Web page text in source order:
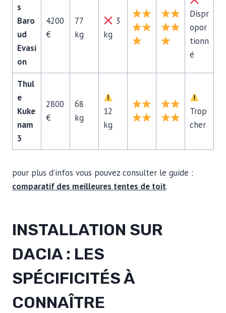
s
Baro
ud
Evasi
on
4200
€
77
kg
3
kg
Dispr
opor
tionn
é
Thul
e
Kuke
nam
3
2800
€
68
kg
12
kg
Trop
cher
pour plus d’infos vous pouvez consulter le guide :
comparatif des meilleures tentes de toit.
INSTALLATION SUR
DACIA : LES
SPÉCIFICITÉS À
CONNAÎTRE